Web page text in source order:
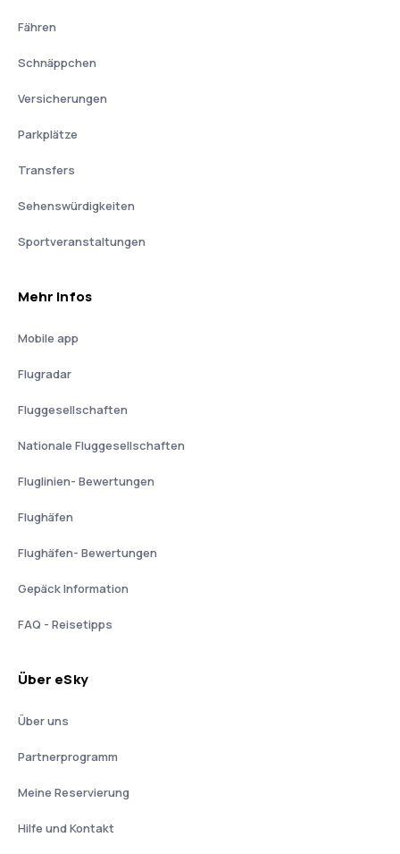
Fähren
Schnäppchen
Versicherungen
Parkplätze
Transfers
Sehenswürdigkeiten
Sportveranstaltungen
Mehr Infos
Mobile app
Flugradar
Fluggesellschaften
Nationale Fluggesellschaften
Fluglinien- Bewertungen
Flughäfen
Flughäfen- Bewertungen
Gepäck Information
FAQ - Reisetipps
Über eSky
Über uns
Partnerprogramm
Meine Reservierung
Hilfe und Kontakt